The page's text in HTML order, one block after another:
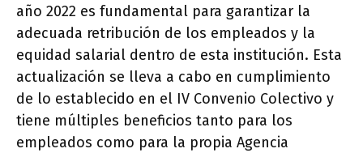
año 2022 es fundamental para garantizar la
adecuada retribución de los empleados y la
equidad salarial dentro de esta institución. Esta
actualización se lleva a cabo en cumplimiento
de lo establecido en el IV Convenio Colectivo y
tiene múltiples beneficios tanto para los
empleados como para la propia Agencia